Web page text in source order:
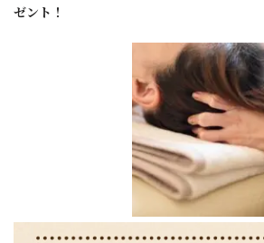
ゼント！